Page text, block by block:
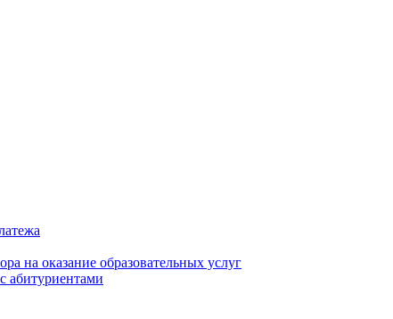
на оказание образовательных услуг
абитуриентами